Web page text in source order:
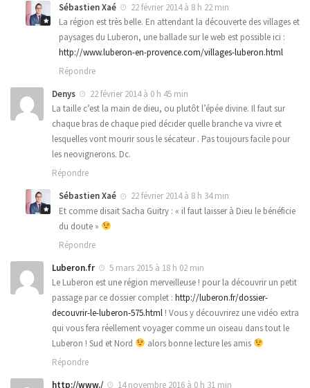
Sébastien Xaé
22 février 2014 à 8 h 22 min
La région est très belle. En attendant la découverte des villages et
paysages du Luberon, une ballade sur le web est possible ici :
http://www.luberon-en-provence.com/villages-luberon.html
Répondre
Denys
22 février 2014 à 0 h 45 min
La taille c’est la main de dieu, ou plutôt l’épée divine. Il faut sur
chaque bras de chaque pied décider quelle branche va vivre et
lesquelles vont mourir sous le sécateur . Pas toujours facile pour
les neovignerons. Dc.
Répondre
Sébastien Xaé
22 février 2014 à 8 h 34 min
Et comme disait Sacha Guitry : « il faut laisser à Dieu le bénéficie
du doute »
Répondre
Luberon.fr
5 mars 2015 à 18 h 02 min
Le Luberon est une région merveilleuse ! pour la découvrir un petit
passage par ce dossier complet : http://luberon.fr/dossier-
decouvrir-le-luberon-575.html ! Vous y découvrirez une vidéo extra
qui vous fera réellement voyager comme un oiseau dans tout le
Luberon ! Sud et Nord
alors bonne lecture les amis
Répondre
http://www./
14 novembre 2016 à 0 h 31 min